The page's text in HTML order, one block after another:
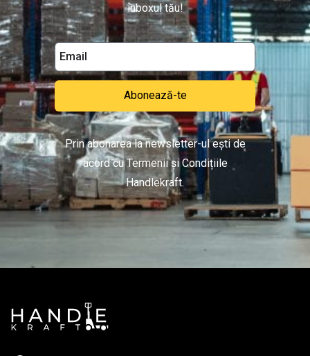
inboxul tău!
Abonează-te
Prin abonarea la newsletter-ul ești de
acord cu Termenii și Condițiile
Handlekraft.